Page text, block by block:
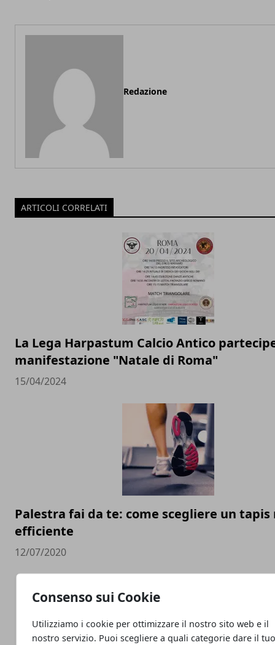
Consenso sui Cookie
Utilizziamo i cookie per ottimizzare il nostro sito web e il
nostro servizio. Puoi scegliere a quali categorie dare il
Redazione
ARTICOLI CORRELATI
La Lega Harpastum Calcio Antico
manifestazione "Natale di Roma"
15/04/2024
Palestra fai da te: come scegliere un
efficiente
12/07/2020